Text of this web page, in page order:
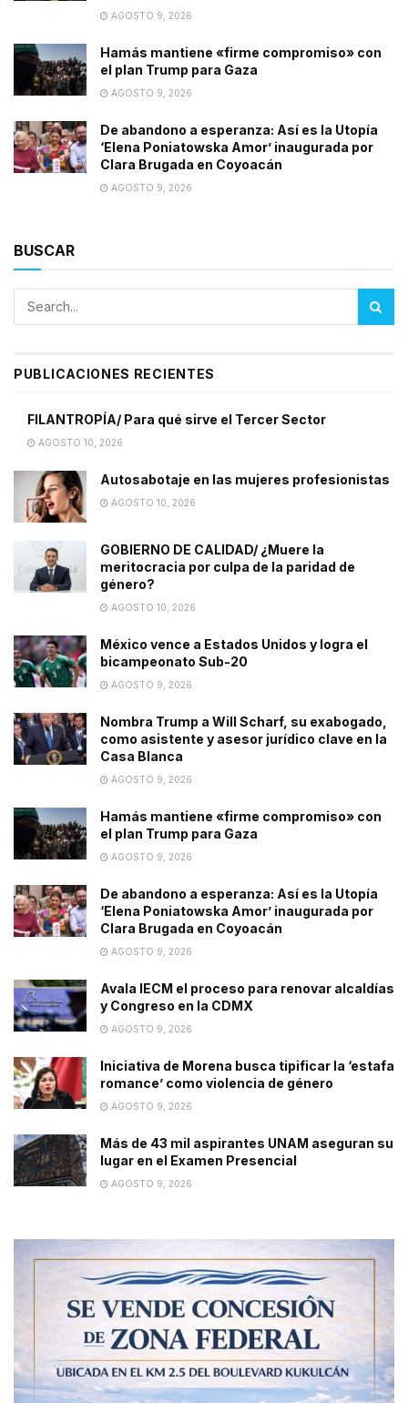
AGOSTO 9, 2026
Hamás mantiene «firme compromiso» con
el plan Trump para Gaza
AGOSTO 9, 2026
De abandono a esperanza: Así es la Utopía
‘Elena Poniatowska Amor’ inaugurada por
Clara Brugada en Coyoacán
AGOSTO 9, 2026
BUSCAR
PUBLICACIONES RECIENTES
FILANTROPÍA/ Para qué sirve el Tercer Sector
AGOSTO 10, 2026
Autosabotaje en las mujeres profesionistas
AGOSTO 10, 2026
GOBIERNO DE CALIDAD/ ¿Muere la
meritocracia por culpa de la paridad de
género?
AGOSTO 10, 2026
México vence a Estados Unidos y logra el
bicampeonato Sub-20
AGOSTO 9, 2026
Nombra Trump a Will Scharf, su exabogado,
como asistente y asesor jurídico clave en la
Casa Blanca
AGOSTO 9, 2026
Hamás mantiene «firme compromiso» con
el plan Trump para Gaza
AGOSTO 9, 2026
De abandono a esperanza: Así es la Utopía
‘Elena Poniatowska Amor’ inaugurada por
Clara Brugada en Coyoacán
AGOSTO 9, 2026
Avala IECM el proceso para renovar alcaldías
y Congreso en la CDMX
AGOSTO 9, 2026
Iniciativa de Morena busca tipificar la ‘estafa
romance’ como violencia de género
AGOSTO 9, 2026
Más de 43 mil aspirantes UNAM aseguran su
lugar en el Examen Presencial
AGOSTO 9, 2026